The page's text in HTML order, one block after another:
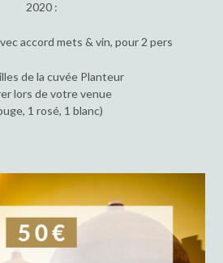
2020 :
accord mets & vin, pour 2 pers
de la cuvée Planteur
lors de votre venue
1 rosé, 1 blanc)